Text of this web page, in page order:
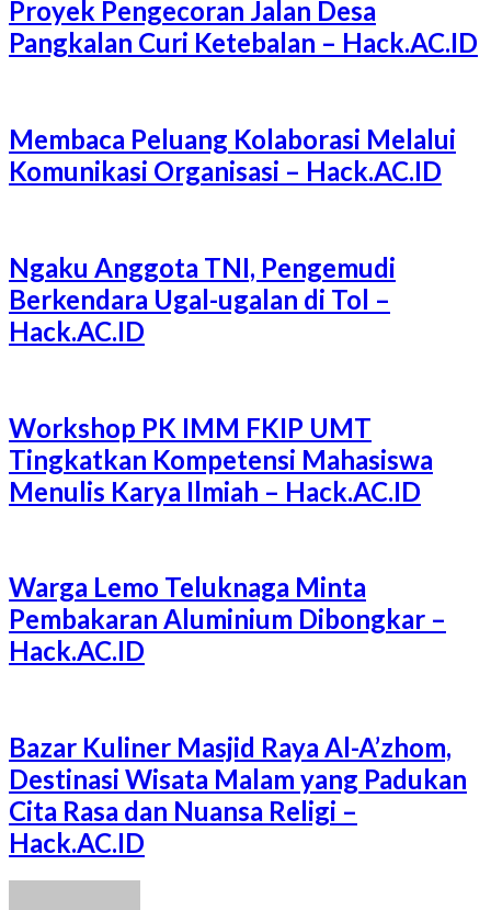
Proyek Pengecoran Jalan Desa
Pangkalan Curi Ketebalan – Hack.AC.ID
Membaca Peluang Kolaborasi Melalui
Komunikasi Organisasi – Hack.AC.ID
Ngaku Anggota TNI, Pengemudi
Berkendara Ugal-ugalan di Tol –
Hack.AC.ID
Workshop PK IMM FKIP UMT
Tingkatkan Kompetensi Mahasiswa
Menulis Karya Ilmiah – Hack.AC.ID
Warga Lemo Teluknaga Minta
Pembakaran Aluminium Dibongkar –
Hack.AC.ID
Bazar Kuliner Masjid Raya Al-A’zhom,
Destinasi Wisata Malam yang Padukan
Cita Rasa dan Nuansa Religi –
Hack.AC.ID